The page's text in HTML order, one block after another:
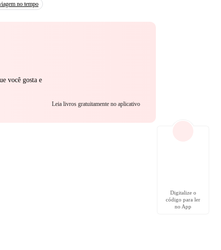
no tempo
você gosta e
Leia livros gratuitamente no aplicativo
Digitalize o
código para ler
no App